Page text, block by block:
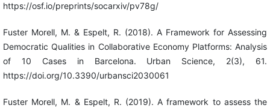
https://osf.io/preprints/socarxiv/pv78g/
Fuster Morell, M. & Espelt, R. (2018). A Framework for Assessing
Democratic Qualities in Collaborative Economy Platforms: Analysis
of 10 Cases in Barcelona. Urban Science, 2(3), 61.
https://doi.org/10.3390/urbansci2030061
Fuster Morell, M. & Espelt, R. (2019). A framework to assess the